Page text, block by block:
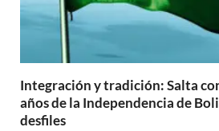
Integración y tradición: Salta
años de la Independencia de
desfiles